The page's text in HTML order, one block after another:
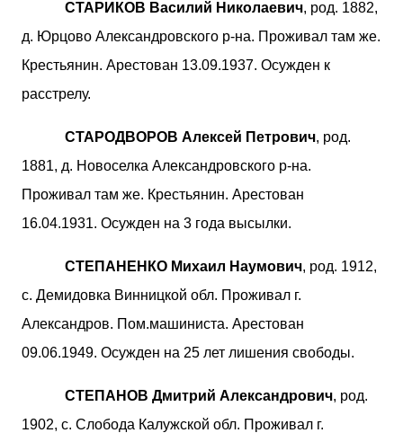
СТАРИКОВ Василий Николаевич, род. 1882,
д. Юрцово Александровского р-на. Проживал там же.
Крестьянин. Арестован 13.09.1937. Осужден к
расстрелу.
СТАРОДВОРОВ Алексей Петрович, род.
1881, д. Новоселка Александровского р-на.
Проживал там же. Крестьянин. Арестован
16.04.1931. Осужден на 3 года высылки.
СТЕПАНЕНКО Михаил Наумович, род. 1912,
с. Демидовка Винницкой обл. Проживал г.
Александров. Пом.машиниста. Арестован
09.06.1949. Осужден на 25 лет лишения свободы.
СТЕПАНОВ Дмитрий Александрович, род.
1902, с. Слобода Калужской обл. Проживал г.